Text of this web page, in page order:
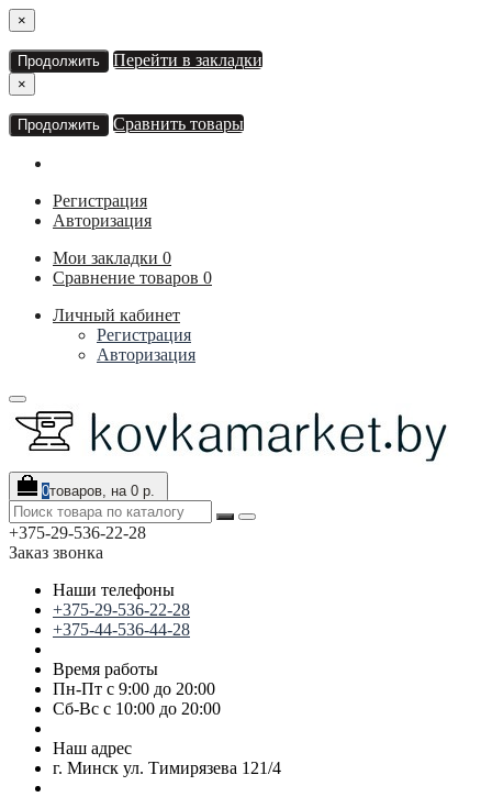
×
Продолжить Перейти в закладки
×
Продолжить Сравнить товары
Регистрация
Авторизация
Мои закладки 0
Сравнение товаров 0
Личный кабинет
Регистрация
Авторизация
0товаров, на 0 р.
+375-29-536-22-28
Заказ звонка
Наши телефоны
+375-29-536-22-28
+375-44-536-44-28
Время работы
Пн-Пт с 9:00 до 20:00
Сб-Вс с 10:00 до 20:00
Наш адрес
г. Минск ул. Тимирязева 121/4